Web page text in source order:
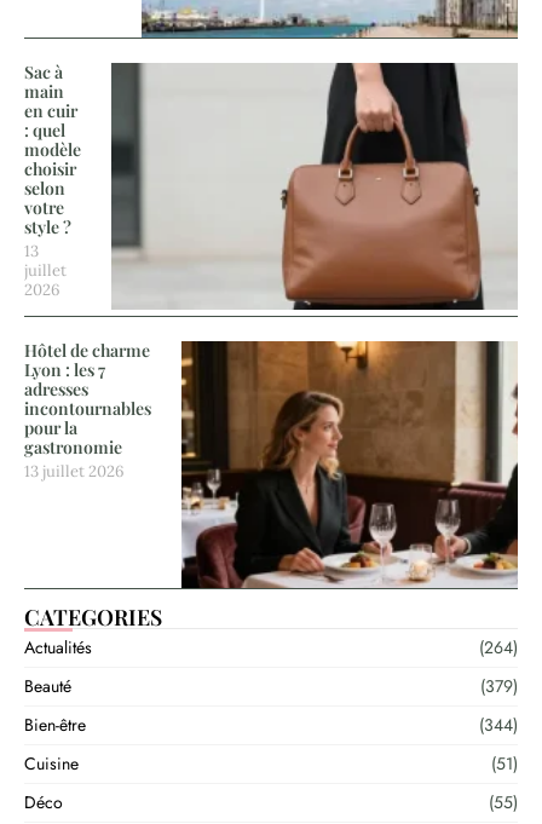
Sac à
main
en cuir
: quel
modèle
choisir
selon
votre
style ?
13
juillet
2026
Hôtel de charme
Lyon : les 7
adresses
incontournables
pour la
gastronomie
13 juillet 2026
CATEGORIES
Actualités
(264)
Beauté
(379)
Bien-être
(344)
Cuisine
(51)
Déco
(55)